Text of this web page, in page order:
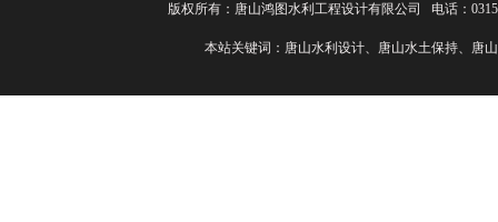
版权所有：唐山鸿图水利工程设计有限公司 电话：
本站关键词：唐山水利设计、唐山水土保持、唐